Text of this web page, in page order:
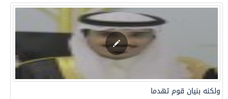
ولكنه بنيان قوم تهدما